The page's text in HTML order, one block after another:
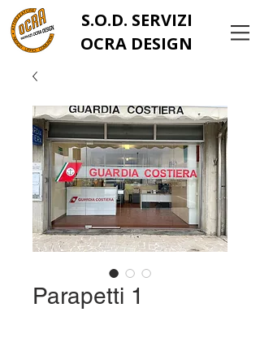
S.O.D. SERVIZI
OCRA DESIGN
Parapetti 1